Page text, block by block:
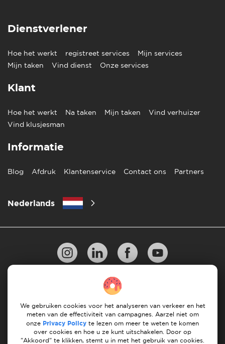
Dienstverlener
Hoe het werkt registreet services
Mijn services
Mijn taken
Vind dienst Onze services
Klant
Hoe het werkt Na taken Mijn taken
Vind verhuizer
Vind klusjesman
Informatie
Blog Afdruk Klantenservice Contact ons Partners
Nederlands
10 regels voor succesvol verhuizen
Richtlijnen voor betaling Algemene Voorwaarden
Annuleren & terugbetalingen
We gebruiken cookies voor het analyseren van verkeer en het
meten van de effectiviteit van campagnes. Aarzel niet om
onze Privacy Policy te lezen om meer te weten te komen
over cookies en hoe u ze kunt uitschakelen. Door op
"Akkoord" te klikken, stemt u in met het gebruik van cookies.